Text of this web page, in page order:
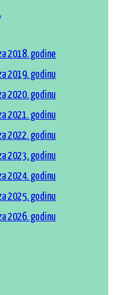
2018. godine
2019. godinu
2020. godinu
2021. godinu
2022. godinu
2023. godinu
2024. godinu
2025. godinu
2026. godinu